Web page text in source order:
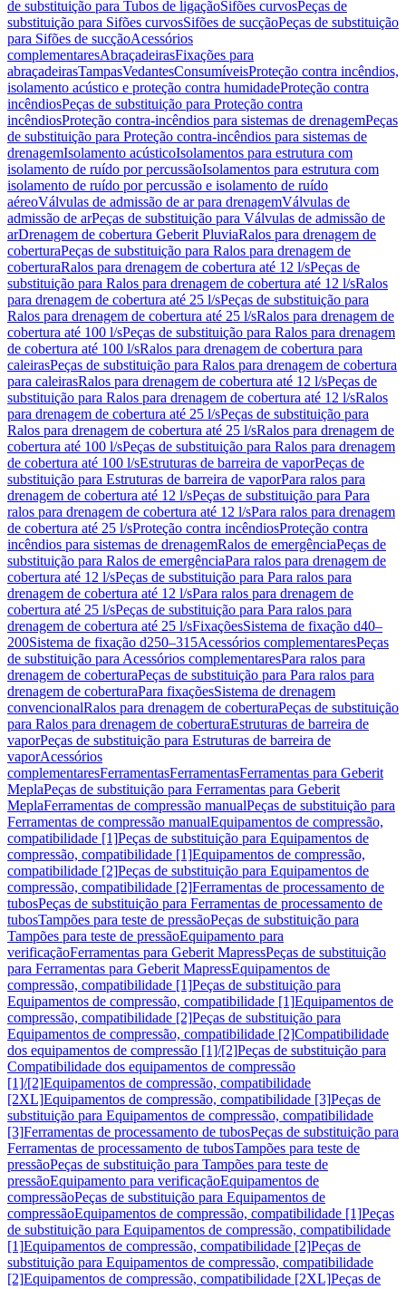
de substituição para Tubos de ligaçãoSifões curvosPeças de
substituição para Sifões curvosSifões de sucçãoPeças de substituição
para Sifões de sucçãoAcessórios
complementaresAbraçadeirasFixações para
abraçadeirasTampasVedantesConsumíveisProteção contra incêndios,
isolamento acústico e proteção contra humidadeProteção contra
incêndiosPeças de substituição para Proteção contra
incêndiosProteção contra-incêndios para sistemas de drenagemPeças
de substituição para Proteção contra-incêndios para sistemas de
drenagemIsolamento acústicoIsolamentos para estrutura com
isolamento de ruído por percussãoIsolamentos para estrutura com
isolamento de ruído por percussão e isolamento de ruído
aéreoVálvulas de admissão de ar para drenagemVálvulas de
admissão de arPeças de substituição para Válvulas de admissão de
arDrenagem de cobertura Geberit PluviaRalos para drenagem de
coberturaPeças de substituição para Ralos para drenagem de
coberturaRalos para drenagem de cobertura até 12 l/sPeças de
substituição para Ralos para drenagem de cobertura até 12 l/sRalos
para drenagem de cobertura até 25 l/sPeças de substituição para
Ralos para drenagem de cobertura até 25 l/sRalos para drenagem de
cobertura até 100 l/sPeças de substituição para Ralos para drenagem
de cobertura até 100 l/sRalos para drenagem de cobertura para
caleirasPeças de substituição para Ralos para drenagem de cobertura
para caleirasRalos para drenagem de cobertura até 12 l/sPeças de
substituição para Ralos para drenagem de cobertura até 12 l/sRalos
para drenagem de cobertura até 25 l/sPeças de substituição para
Ralos para drenagem de cobertura até 25 l/sRalos para drenagem de
cobertura até 100 l/sPeças de substituição para Ralos para drenagem
de cobertura até 100 l/sEstruturas de barreira de vaporPeças de
substituição para Estruturas de barreira de vaporPara ralos para
drenagem de cobertura até 12 l/sPeças de substituição para Para
ralos para drenagem de cobertura até 12 l/sPara ralos para drenagem
de cobertura até 25 l/sProteção contra incêndiosProteção contra
incêndios para sistemas de drenagemRalos de emergênciaPeças de
substituição para Ralos de emergênciaPara ralos para drenagem de
cobertura até 12 l/sPeças de substituição para Para ralos para
drenagem de cobertura até 12 l/sPara ralos para drenagem de
cobertura até 25 l/sPeças de substituição para Para ralos para
drenagem de cobertura até 25 l/sFixaçõesSistema de fixação d40–
200Sistema de fixação d250–315Acessórios complementaresPeças
de substituição para Acessórios complementaresPara ralos para
drenagem de coberturaPeças de substituição para Para ralos para
drenagem de coberturaPara fixaçõesSistema de drenagem
convencionalRalos para drenagem de coberturaPeças de substituição
para Ralos para drenagem de coberturaEstruturas de barreira de
vaporPeças de substituição para Estruturas de barreira de
vaporAcessórios
complementaresFerramentasFerramentasFerramentas para Geberit
MeplaPeças de substituição para Ferramentas para Geberit
MeplaFerramentas de compressão manualPeças de substituição para
Ferramentas de compressão manualEquipamentos de compressão,
compatibilidade [1]Peças de substituição para Equipamentos de
compressão, compatibilidade [1]Equipamentos de compressão,
compatibilidade [2]Peças de substituição para Equipamentos de
compressão, compatibilidade [2]Ferramentas de processamento de
tubosPeças de substituição para Ferramentas de processamento de
tubosTampões para teste de pressãoPeças de substituição para
Tampões para teste de pressãoEquipamento para
verificaçãoFerramentas para Geberit MapressPeças de substituição
para Ferramentas para Geberit MapressEquipamentos de
compressão, compatibilidade [1]Peças de substituição para
Equipamentos de compressão, compatibilidade [1]Equipamentos de
compressão, compatibilidade [2]Peças de substituição para
Equipamentos de compressão, compatibilidade [2]Compatibilidade
dos equipamentos de compressão [1]/[2]Peças de substituição para
Compatibilidade dos equipamentos de compressão
[1]/[2]Equipamentos de compressão, compatibilidade
[2XL]Equipamentos de compressão, compatibilidade [3]Peças de
substituição para Equipamentos de compressão, compatibilidade
[3]Ferramentas de processamento de tubosPeças de substituição para
Ferramentas de processamento de tubosTampões para teste de
pressãoPeças de substituição para Tampões para teste de
pressãoEquipamento para verificaçãoEquipamentos de
compressãoPeças de substituição para Equipamentos de
compressãoEquipamentos de compressão, compatibilidade [1]Peças
de substituição para Equipamentos de compressão, compatibilidade
[1]Equipamentos de compressão, compatibilidade [2]Peças de
substituição para Equipamentos de compressão, compatibilidade
[2]Equipamentos de compressão, compatibilidade [2XL]Peças de